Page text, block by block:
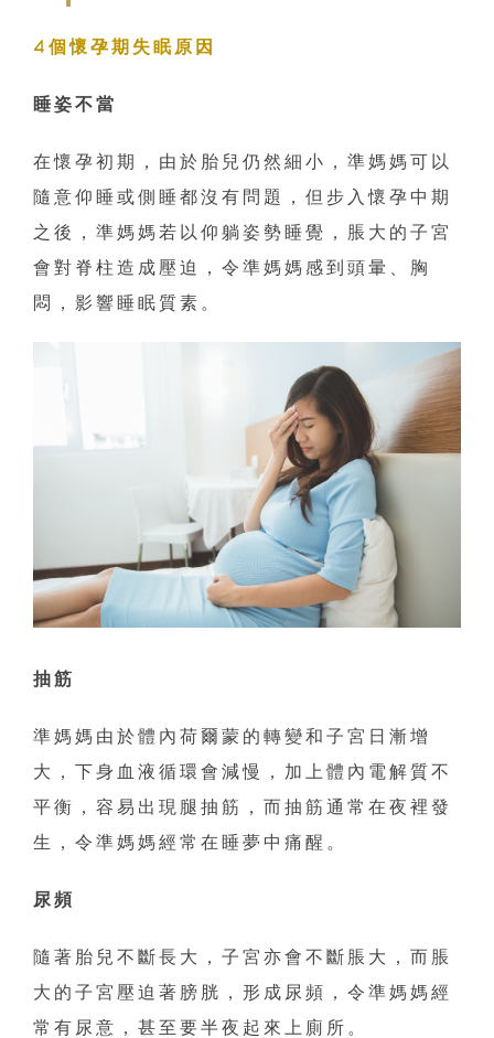
4個懷孕期失眠原因
睡姿不當
在懷孕初期，由於胎兒仍然細小，準媽媽可以
隨意仰睡或側睡都沒有問題，但步入懷孕中期
之後，準媽媽若以仰躺姿勢睡覺，脹大的子宮
會對脊柱造成壓迫，令準媽媽感到頭暈、胸
悶，影響睡眠質素。
抽筋
準媽媽由於體內荷爾蒙的轉變和子宮日漸增
大，下身血液循環會減慢，加上體內電解質不
平衡，容易出現腿抽筋，而抽筋通常在夜裡發
生，令準媽媽經常在睡夢中痛醒。
尿頻
隨著胎兒不斷長大，子宮亦會不斷脹大，而脹
大的子宮壓迫著膀胱，形成尿頻，令準媽媽經
常有尿意，甚至要半夜起來上廁所。